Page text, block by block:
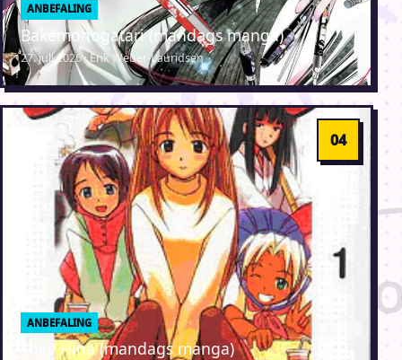
ANBEFALING
Bakemonogatari (mandags manga)
27. juli 2026 · Erik Weber-Lauridsen
ANBEFALING
Love Hina (mandags manga)